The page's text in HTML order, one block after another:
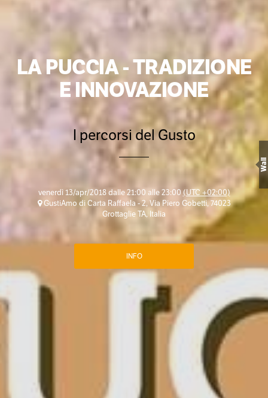
LA PUCCIA - TRADIZIONE
E INNOVAZIONE
I percorsi del Gusto
venerdì 13/apr/2018 dalle 21:00 alle 23:00(UTC +02:00)
GustiAmo di Carta Raffaela - 2, Via Piero Gobetti, 74023
Grottaglie TA, Italia
INFO
Wall